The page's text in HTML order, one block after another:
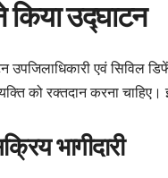
किया उद्घाटन
उपजिलाधिकारी एवं सिविल
को रक्तदान करना
भागीदारी